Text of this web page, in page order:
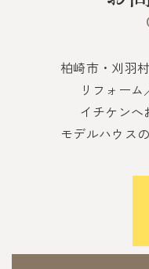
柏崎市・刈羽
リフォーム
イチケンへ
モデルハウス